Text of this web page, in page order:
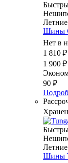
Летние
Шины
Нет в
1 810 ₽
1 900 ₽
90 ₽
Летние
Шины